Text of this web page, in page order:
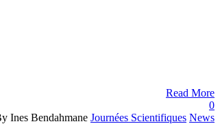
Read More
0
Ines Bendahmane Journées Scientifiques News